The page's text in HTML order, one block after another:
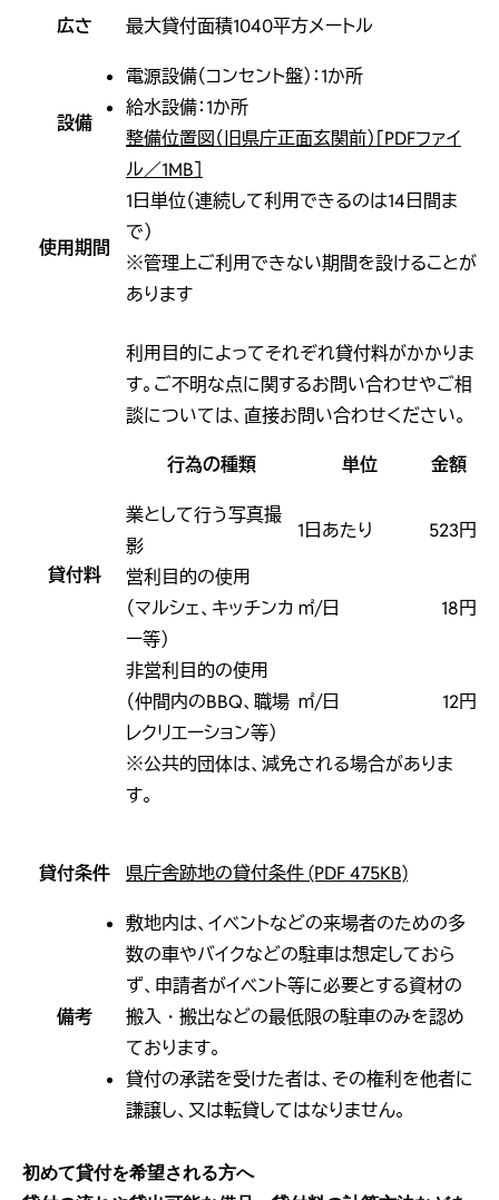
広さ 最大貸付面積1040平方メートル
設備
電源設備（コンセント盤）：1か所
給水設備：1か所
整備位置図（旧県庁正面玄関前）［PDFファイ
ル／1MB］
使用期間
1日単位（連続して利用できるのは14日間ま
で）
※管理上ご利用できない期間を設けることが
あります
貸付料
利用目的によってそれぞれ貸付料がかかりま
す。ご不明な点に関するお問い合わせやご相
談については、直接お問い合わせください。
行為の種類 単位 金額
業として行う写真撮
影
1日あたり
523円
営利目的の使用
（マルシェ、キッチンカ
ー等）
㎡/日 18円
非営利目的の使用
（仲間内のBBQ、職場
レクリエーション等）
㎡/日 12円
※公共的団体は、減免される場合がありま
す。
貸付条件 県庁舎跡地の貸付条件 (PDF 475KB)
備考
敷地内は、イベントなどの来場者のための多
数の車やバイクなどの駐車は想定しておら
ず、申請者がイベント等に必要とする資材の
搬入・搬出などの最低限の駐車のみを認め
ております。
貸付の承諾を受けた者は、その権利を他者に
謙譲し、又は転貸してはなりません。
初めて貸付を希望される方へ